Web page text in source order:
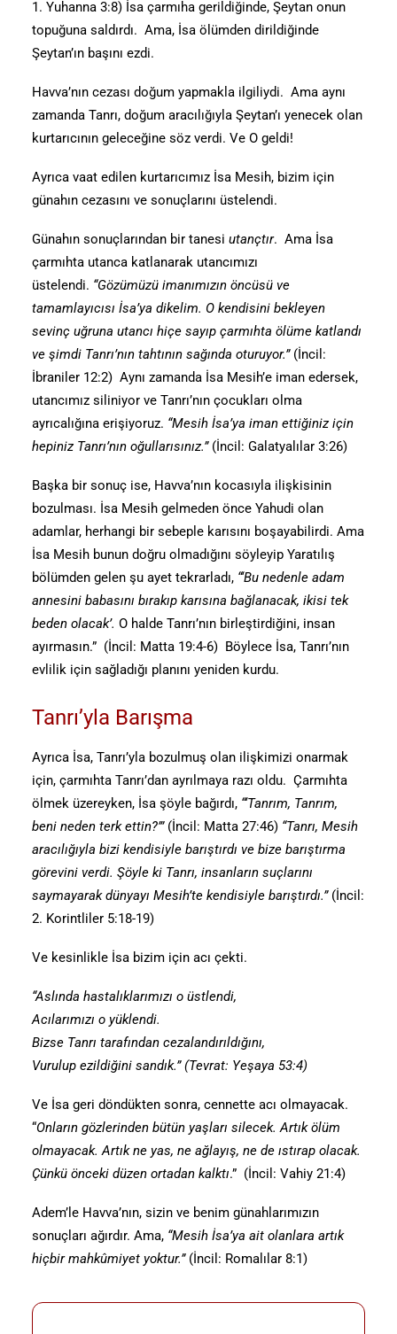
1. Yuhanna 3:8) İsa çarmıha gerildiğinde, Şeytan onun
topuğuna saldırdı. Ama, İsa ölümden dirildiğinde
Şeytan’ın başını ezdi.
Havva’nın cezası doğum yapmakla ilgiliydi. Ama aynı
zamanda Tanrı, doğum aracılığıyla Şeytan’ı yenecek olan
kurtarıcının geleceğine söz verdi. Ve O geldi!
Ayrıca vaat edilen kurtarıcımız İsa Mesih, bizim için
günahın cezasını ve sonuçlarını üstelendi.
Günahın sonuçlarından bir tanesi utançtır. Ama İsa
çarmıhta utanca katlanarak utancımızı
üstelendi. “Gözümüzü imanımızın öncüsü ve
tamamlayıcısı İsa’ya dikelim. O kendisini bekleyen
sevinç uğruna utancı hiçe sayıp çarmıhta ölüme katlandı
ve şimdi Tanrı’nın tahtının sağında oturuyor.”(İncil:
İbraniler 12:2) Aynı zamanda İsa Mesih’e iman edersek,
utancımız siliniyor ve Tanrı’nın çocukları olma
ayrıcalığına erişiyoruz. “Mesih İsa’ya iman ettiğiniz için
hepiniz Tanrı’nın oğullarısınız.”(İncil: Galatyalılar 3:26)
Başka bir sonuç ise, Havva’nın kocasıyla ilişkisinin
bozulması. İsa Mesih gelmeden önce Yahudi olan
adamlar, herhangi bir sebeple karısını boşayabilirdi. Ama
İsa Mesih bunun doğru olmadığını söyleyip Yaratılış
bölümden gelen şu ayet tekrarladı, “‘Bu nedenle adam
annesini babasını bırakıp karısına bağlanacak, ikisi tek
beden olacak’. O halde Tanrı’nın birleştirdiğini, insan
ayırmasın.” (İncil: Matta 19:4-6) Böylece İsa, Tanrı’nın
evlilik için sağladığı planını yeniden kurdu.
Tanrı’yla Barışma
Ayrıca İsa, Tanrı’yla bozulmuş olan ilişkimizi onarmak
için, çarmıhta Tanrı’dan ayrılmaya razı oldu. Çarmıhta
ölmek üzereyken, İsa şöyle bağırdı, “‘Tanrım, Tanrım,
beni neden terk ettin?’”(İncil: Matta 27:46) “Tanrı, Mesih
aracılığıyla bizi kendisiyle barıştırdı ve bize barıştırma
görevini verdi. Şöyle ki Tanrı, insanların suçlarını
saymayarak dünyayı Mesih’te kendisiyle barıştırdı.”(İncil:
2. Korintliler 5:18-19)
Ve kesinlikle İsa bizim için acı çekti.
“Aslında hastalıklarımızı o üstlendi,
Acılarımızı o yüklendi.
Bizse Tanrı tarafından cezalandırıldığını,
Vurulup ezildiğini sandık.” (Tevrat: Yeşaya 53:4)
Ve İsa geri döndükten sonra, cennette acı olmayacak.
“Onların gözlerinden bütün yaşları silecek. Artık ölüm
olmayacak. Artık ne yas, ne ağlayış, ne de ıstırap olacak.
Çünkü önceki düzen ortadan kalktı.” (İncil: Vahiy 21:4)
Adem’le Havva’nın, sizin ve benim günahlarımızın
sonuçları ağırdır. Ama, “Mesih İsa’ya ait olanlara artık
hiçbir mahkûmiyet yoktur.”(İncil: Romalılar 8:1)